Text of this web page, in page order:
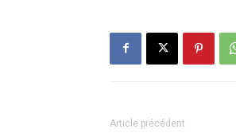
Article précédent